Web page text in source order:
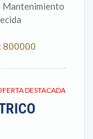
Mantenimiento
800000
DESTACADA